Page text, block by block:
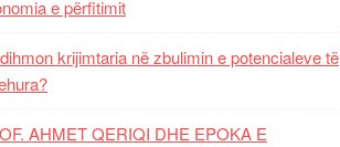
e përfitimit
krijimtaria në zbulimin e potencialeve të
AHMET QERIQI DHE EPOKA E